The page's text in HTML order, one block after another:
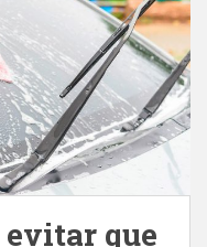
evitar que